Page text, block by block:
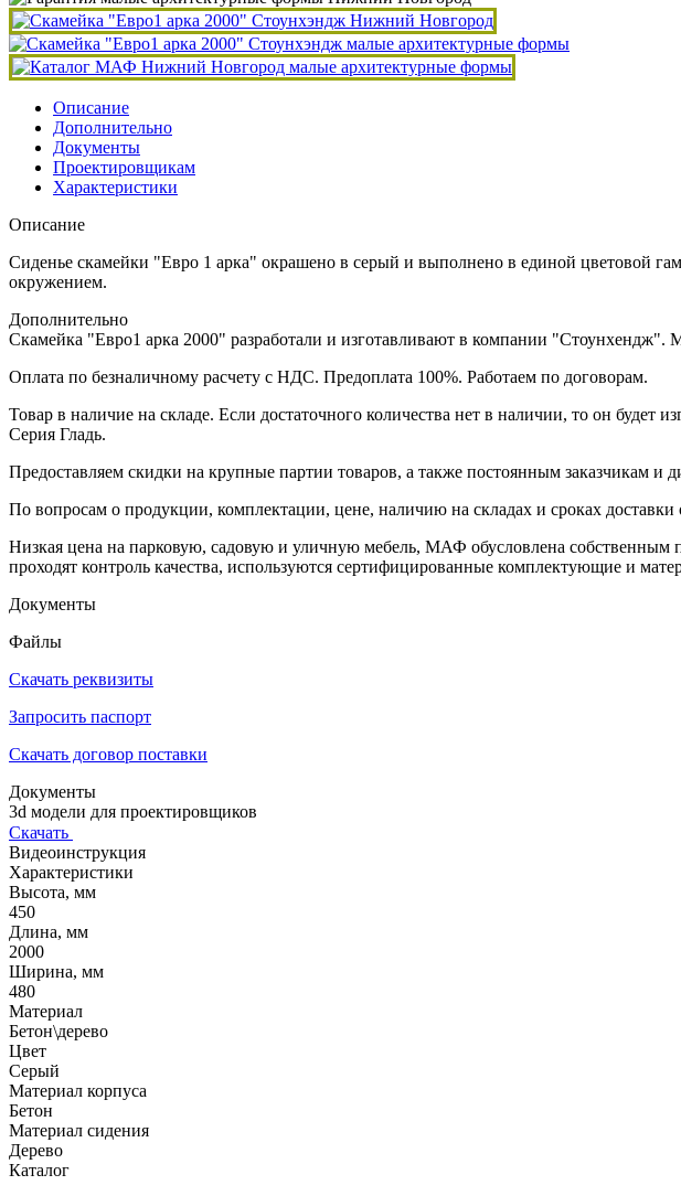
Описание
Дополнительно
Документы
Проектировщикам
Характеристики
Описание
Сиденье скамейки "Евро 1 арка" окрашено в серый и выполнено в единой цветовой
окружением.
Дополнительно
Скамейка "Евро1 арка 2000" разработали и изготавливают в компании "Стоунхендж".
Оплата по безналичному расчету с НДС. Предоплата 100%. Работаем по договорам.
Товар в наличие на складе. Если достаточного количества нет в наличии, то он будет
Серия Гладь.
Предоставляем скидки на крупные партии товаров, а также постоянным заказчикам и
По вопросам о продукции, комплектации, цене, наличию на складах и сроках
Низкая цена на парковую, садовую и уличную мебель, МАФ обусловлена собственным
проходят контроль качества, используются сертифицированные комплектующие и
Документы
Файлы
Скачать реквизиты
Запросить паспорт
Скачать договор поставки
Документы
3d модели для проектировщиков
Скачать
Видеоинструкция
Характеристики
Высота, мм
450
Длина, мм
2000
Ширина, мм
480
Материал
Бетон\дерево
Цвет
Серый
Материал корпуса
Бетон
Материал сидения
Дерево
Каталог